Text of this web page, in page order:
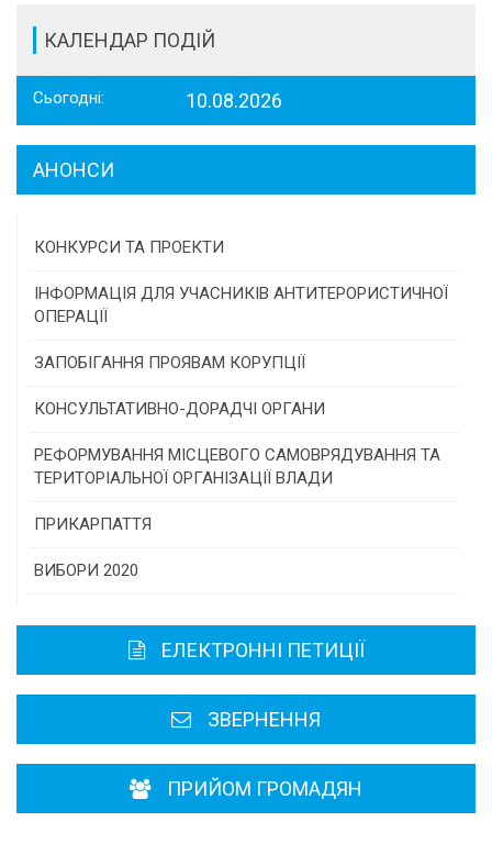
КАЛЕНДАР ПОДІЙ
Сьогодні: 10.08.2026
АНОНСИ
КОНКУРСИ ТА ПРОЕКТИ
Конкурс проектів та програм місцевого
самоврядування
Конкурс інститутів громадянського суспільства
Програми/конкурси МТД
ІНФОРМАЦІЯ ДЛЯ УЧАСНИКІВ АНТИТЕРОРИСТИЧНОЇ
ОПЕРАЦІЇ
ЗАПОБІГАННЯ ПРОЯВАМ КОРУПЦІЇ
КОНСУЛЬТАТИВНО-ДОРАДЧІ ОРГАНИ
Консультативна рада
РЕФОРМУВАННЯ МІСЦЕВОГО САМОВРЯДУВАННЯ ТА
ТЕРИТОРІАЛЬНОЇ ОРГАНІЗАЦІЇ ВЛАДИ
ПРИКАРПАТТЯ
Історична довідка
Районні, міські ради
ВИБОРИ 2020
ЕЛЕКТРОННІ ПЕТИЦІЇ
ЗВЕРНЕННЯ
ПРИЙОМ ГРОМАДЯН